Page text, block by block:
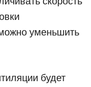
уменьшить
будет